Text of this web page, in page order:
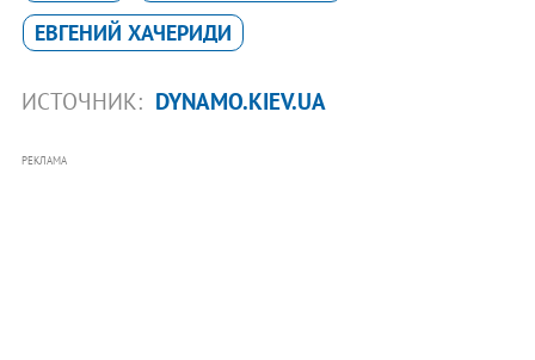
ЕВГЕНИЙ ХАЧЕРИДИ
ИСТОЧНИК: DYNAMO.KIEV.UA
РЕКЛАМА